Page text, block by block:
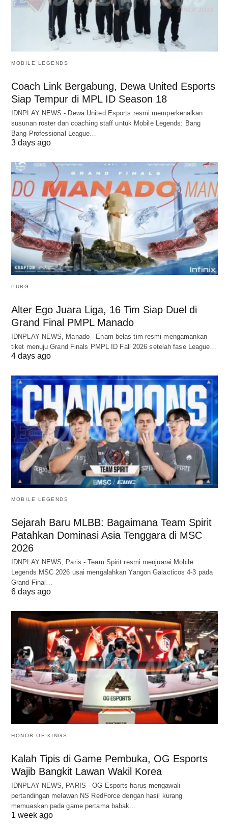
MOBILE LEGENDS
Coach Link Bergabung, Dewa United Esports
Siap Tempur di MPL ID Season 18
IDNPLAY NEWS - Dewa United Esports resmi memperkenalkan
susunan roster dan coaching staff untuk Mobile Legends: Bang
Bang Professional League…
3 days ago
PUBG
Alter Ego Juara Liga, 16 Tim Siap Duel di
Grand Final PMPL Manado
IDNPLAY NEWS, Manado - Enam belas tim resmi mengamankan
tiket menuju Grand Finals PMPL ID Fall 2026 setelah fase League…
4 days ago
MOBILE LEGENDS
Sejarah Baru MLBB: Bagaimana Team Spirit
Patahkan Dominasi Asia Tenggara di MSC
2026
IDNPLAY NEWS, Paris - Team Spirit resmi menjuarai Mobile
Legends MSC 2026 usai mengalahkan Yangon Galacticos 4-3 pada
Grand Final…
6 days ago
HONOR OF KINGS
Kalah Tipis di Game Pembuka, OG Esports
Wajib Bangkit Lawan Wakil Korea
IDNPLAY NEWS, PARIS - OG Esports harus mengawali
pertandingan melawan NS RedForce dengan hasil kurang
memuaskan pada game pertama babak…
1 week ago